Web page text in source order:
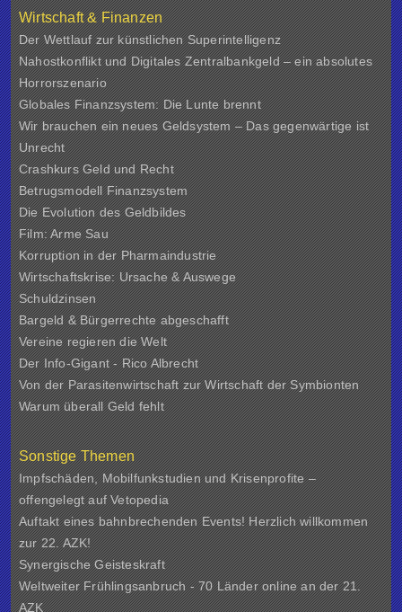
Wirtschaft & Finanzen
Der Wettlauf zur künstlichen Superintelligenz
Nahostkonflikt und Digitales Zentralbankgeld – ein absolutes
Horrorszenario
Globales Finanzsystem: Die Lunte brennt
Wir brauchen ein neues Geldsystem – Das gegenwärtige ist
Unrecht
Crashkurs Geld und Recht
Betrugsmodell Finanzsystem
Die Evolution des Geldbildes
Film: Arme Sau
Korruption in der Pharmaindustrie
Wirtschaftskrise: Ursache & Auswege
Schuldzinsen
Bargeld & Bürgerrechte abgeschafft
Vereine regieren die Welt
Der Info-Gigant - Rico Albrecht
Von der Parasitenwirtschaft zur Wirtschaft der Symbionten
Warum überall Geld fehlt
Sonstige Themen
Impfschäden, Mobilfunkstudien und Krisenprofite –
offengelegt auf Vetopedia
Auftakt eines bahnbrechenden Events! Herzlich willkommen
zur 22. AZK!
Synergische Geisteskraft
Weltweiter Frühlingsanbruch - 70 Länder online an der 21.
AZK